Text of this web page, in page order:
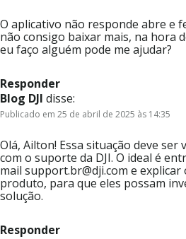
O aplicativo não responde abre e
não consigo baixar mais, na hora
eu faço alguém pode me ajudar?
Responder
Blog DJI disse:
Publicado em 25 de abril de 2025 às 14:35
Olá, Ailton! Essa situação deve ser
com o suporte da DJI. O ideal é
mail support.br@dji.com e
produto, para que eles possam
solução.
Responder